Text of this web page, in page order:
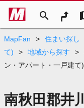
search
MapFan > 住まい探し
て)
> 地域から探す >
ン・アパート・一戸建て)
南秋田郡井